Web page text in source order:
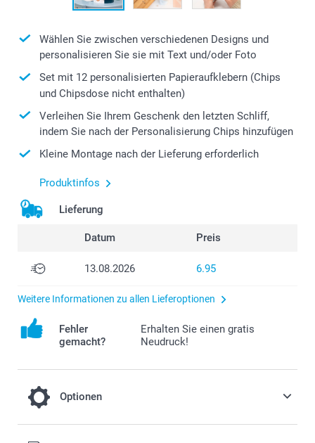
Wählen Sie zwischen verschiedenen Designs und
personalisieren Sie sie mit Text und/oder Foto
Set mit 12 personalisierten Papieraufklebern (Chips
und Chipsdose nicht enthalten)
Verleihen Sie Ihrem Geschenk den letzten Schliff,
indem Sie nach der Personalisierung Chips hinzufügen
Kleine Montage nach der Lieferung erforderlich
Produktinfos
Lieferung
Datum Preis
13.08.2026 6.95
Weitere Informationen zu allen Lieferoptionen
Fehler
gemacht?
Erhalten Sie einen gratis
Neudruck!
Optionen
Gesalzene Pringles-Chips - Set mit 12